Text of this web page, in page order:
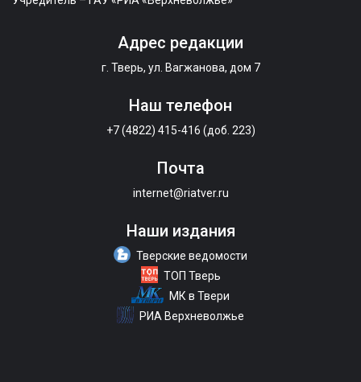
Адрес редакции
г. Тверь, ул. Вагжанова, дом 7
Наш телефон
+7 (4822) 415-416 (доб. 223)
Почта
internet@riatver.ru
Наши издания
Тверские ведомости
ТОП Тверь
МК в Твери
РИА Верхневолжье